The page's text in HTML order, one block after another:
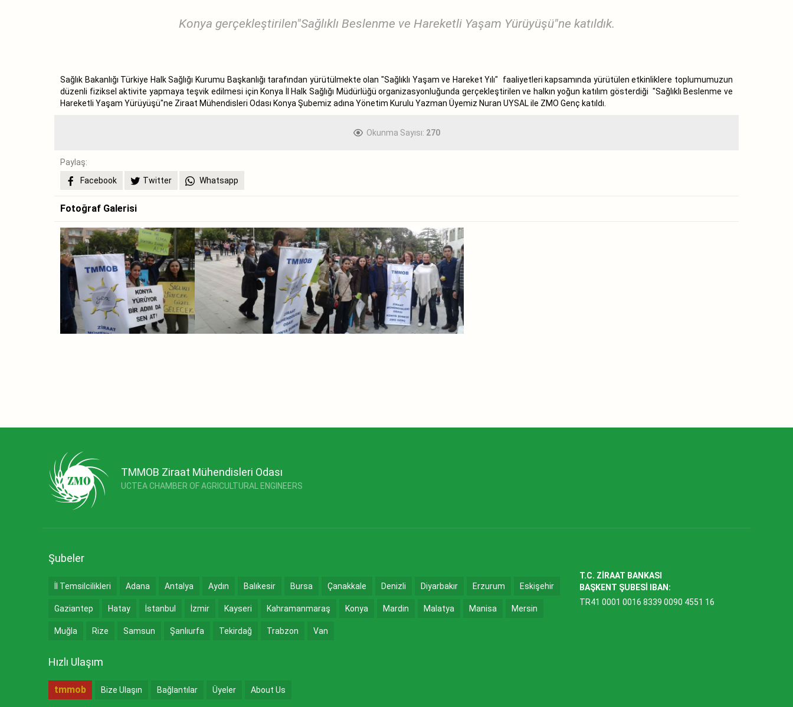
Konya gerçekleştirilen"Sağlıklı Beslenme ve Hareketli Yaşam Yürüyüşü"ne katıldık.
Sağlık Bakanlığı Türkiye Halk Sağlığı Kurumu Başkanlığı tarafından yürütülmekte olan "Sağlıklı Yaşam ve Hareket Yılı" faaliyetleri kapsamında yürütülen etkinliklere toplumumuzun
düzenli fiziksel aktivite yapmaya teşvik edilmesi için Konya İl Halk Sağlığı Müdürlüğü organizasyonluğunda gerçekleştirilen ve halkın yoğun katılım gösterdiği "Sağlıklı Beslenme ve
Hareketli Yaşam Yürüyüşü"ne Ziraat Mühendisleri Odası Konya Şubemiz adına Yönetim Kurulu Yazman Üyemiz Nuran UYSAL ile ZMO Genç katıldı.
Okunma Sayısı: 270
Paylaş:
Facebook
Twitter Whatsapp
Fotoğraf Galerisi
TMMOB Ziraat Mühendisleri Odası
UCTEA CHAMBER OF AGRICULTURAL ENGINEERS
Şubeler
İl Temsilcilikleri Adana Antalya Aydın Balıkesir Bursa Çanakkale Denizli Diyarbakır Erzurum Eskişehir
Gaziantep Hatay İstanbul İzmir Kayseri Kahramanmaraş Konya Mardin Malatya Manisa Mersin
Muğla Rize Samsun Şanlıurfa Tekirdağ Trabzon Van
Hızlı Ulaşım
tmmob Bize Ulaşın Bağlantılar Üyeler About Us
T.C. ZİRAAT BANKASI
BAŞKENT ŞUBESİ IBAN:
TR41 0001 0016 8339 0090 4551 16